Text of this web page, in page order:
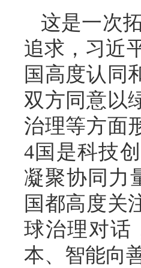
这是一次
追求，习近
国高度认同
双方同意以
治理等方面
4国是科技
凝聚协同力
国都高度关
球治理对话
本、智能向